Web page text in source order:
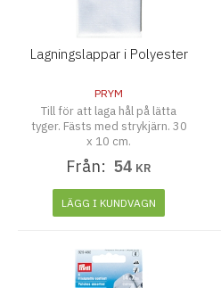
Lagningslappar i Polyester
PRYM
Till för att laga hål på lätta
tyger. Fästs med strykjärn. 30
x 10 cm.
Från: 54 KR
LÄGG I KUNDVAGN